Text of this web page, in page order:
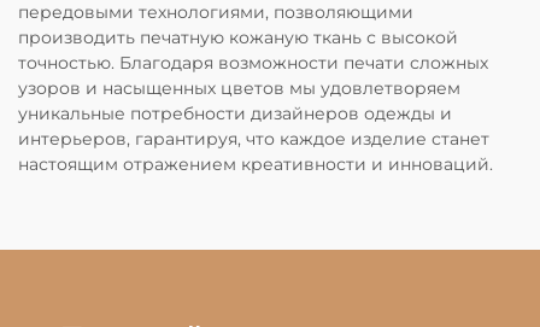
передовыми технологиями, позволяющими
производить печатную кожаную ткань с высокой
точностью. Благодаря возможности печати сложных
узоров и насыщенных цветов мы удовлетворяем
уникальные потребности дизайнеров одежды и
интерьеров, гарантируя, что каждое изделие станет
настоящим отражением креативности и инноваций.